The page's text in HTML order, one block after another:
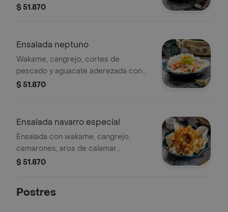
teriyaki.
$ 51.870
Ensalada neptuno
Wakame, cangrejo, cortes de
pescado y aguacate aderezada con
mayonesa japonesa.
$ 51.870
Ensalada navarro especial
Ensalada con wakame, cangrejo,
camarones, aros de calamar
crocantes, aderezo de masago de la
$ 51.870
Postres